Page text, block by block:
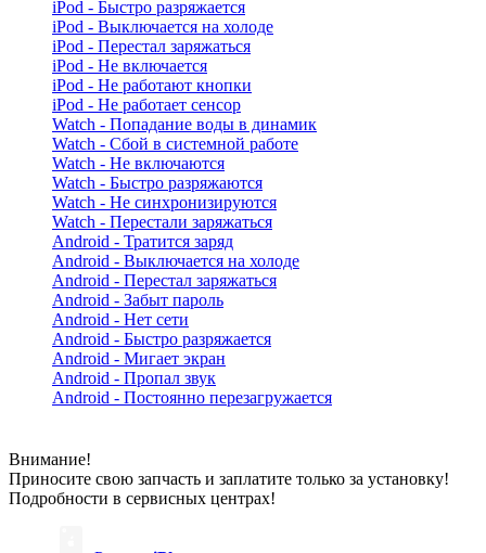
iPod - Быстро разряжается
iPod - Выключается на холоде
iPod - Перестал заряжаться
iPod - Не включается
iPod - Не работают кнопки
iPod - Не работает сенсор
Watch - Попадание воды в динамик
Watch - Сбой в системной работе
Watch - Не включаются
Watch - Быстро разряжаются
Watch - Не синхронизируются
Watch - Перестали заряжаться
Android - Тратится заряд
Android - Выключается на холоде
Android - Перестал заряжаться
Android - Забыт пароль
Android - Нет сети
Android - Быстро разряжается
Android - Мигает экран
Android - Пропал звук
Android - Постоянно перезагружается
Внимание!
Приносите свою запчасть и заплатите только за установку!
Подробности в сервисных центрах!